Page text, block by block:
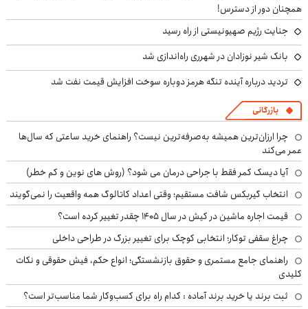
همچنان دور از دسترس!
جنایت رژیم صهیونیستی از راه رسید
بانک شیر نوزادان در شهرری راه‌اندازی شد
تردید درباره آینده تنگه هرمز دوباره سوخت افزایش قیمت نفت شد
بازرگانی
چرا ارزان‌ترین همیشه به‌صرفه‌ترین نیست؟ راهنمای خرید ساعتی که سال‌ها
عمر می‌کند
آیا دیسک کمر فقط با جراحی درمان می شود؟ (روش های نوین و کم خطر)
انتخاب گیربکس شافت مستقیم؛ وقتی اعداد کاتالوگ همه واقعیت را نمی‌گویند
قیمت اجاره ماشین در کیش در سال ۱۴۰۵ چقدر تغییر کرده است؟
چراغ سقفی توکار؛ انتخابی کوچک برای تغییر بزرگ در طراحی داخلی
راهنمای جامع مستمری و حقوق بازنشستگی؛ انواع حکم، فیش حقوقی و نکات
کلیدی
ثبت برند یا خرید برند آماده : کدام راه برای کسب‌وکار شما مناسب‌تر است؟